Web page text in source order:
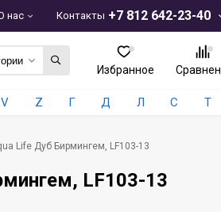
+7 812 642-23-40
нас Контакты
Избранное
V Z Г Д Л С Т
Life Дуб Бирмингем, LF103-13
LF103-13